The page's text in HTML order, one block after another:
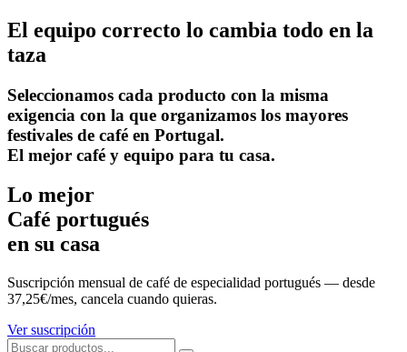
El equipo correcto lo cambia todo en la
taza
Seleccionamos cada producto con la misma
exigencia con la que organizamos los mayores
festivales de café en Portugal.
El mejor café y equipo para tu casa.
Lo mejor
Café portugués
en su casa
Suscripción mensual de café de especialidad portugués — desde
37,25€/mes, cancela cuando quieras.
Ver suscripción